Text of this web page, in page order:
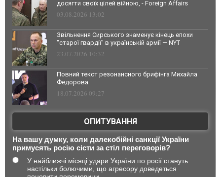
досягти своїх цілей війною, - Foreign Affairs
03.08.2026 13:02
Звільнення Сирського знаменує кінець епохи
"старої гвардії" в українській армії — NYT
23.07.2026 10:32
Повний текст резонансного брифінга Михайла
Федорова
18.07.2026 09:27
ОПИТУВАННЯ
На вашу думку, коли далекобійні санкції України
примусять росію сісти за стіл переговорів?
У найближчі місяці удари України по росії стануть
настільки болючими, що агресору доведеться